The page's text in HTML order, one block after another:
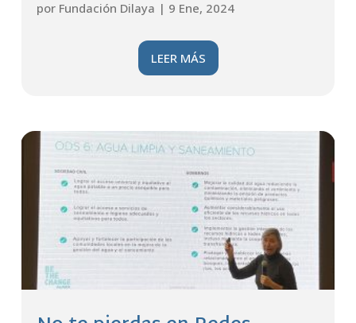
por Fundación Dilaya | 9 Ene, 2024
LEER MÁS